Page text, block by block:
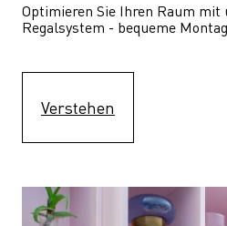
Optimieren Sie Ihren Raum mit
Regalsystem - bequeme
Verstehen